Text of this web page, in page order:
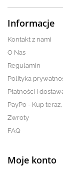
Informacje
Kontakt z nami
O Nas
Regulamin
Polityka
Płatności i
PayPo - Kup
Zwroty
FAQ
Moje konto